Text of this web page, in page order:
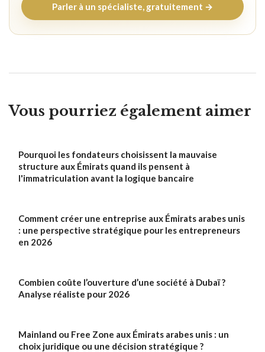
Parler à un spécialiste, gratuitement →
Vous pourriez également aimer
Pourquoi les fondateurs choisissent la mauvaise
structure aux Émirats quand ils pensent à
l'immatriculation avant la logique bancaire
Comment créer une entreprise aux Émirats arabes unis
: une perspective stratégique pour les entrepreneurs
en 2026
Combien coûte l’ouverture d’une société à Dubaï ?
Analyse réaliste pour 2026
Mainland ou Free Zone aux Émirats arabes unis : un
choix juridique ou une décision stratégique ?